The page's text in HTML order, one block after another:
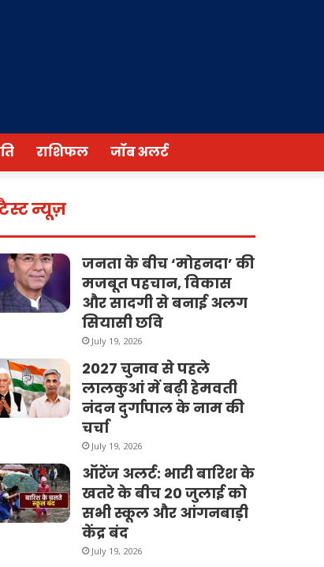
राशिफल जॉब अलर्ट
न्यूज़
जनता के बीच ‘मोहनदा’ की
मजबूत पहचान, विकास
और सादगी से बनाई अलग
सियासी छवि
July 19, 2026
2027 चुनाव से पहले
लालकुआं में बढ़ी हेमवती
नंदन दुर्गापाल के नाम की
चर्चा
July 19, 2026
ऑरेंज अलर्ट: भारी बारिश के
खतरे के बीच 20 जुलाई को
सभी स्कूल और आंगनबाड़ी
केंद्र बंद
July 19, 2026